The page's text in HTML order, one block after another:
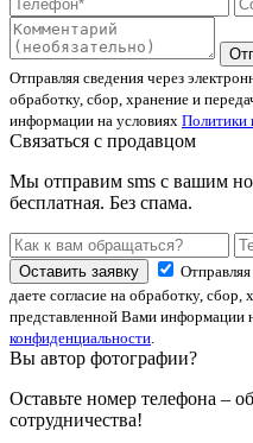
Отправляя сведения через
обработку, сбор, хранение и
информации на условиях Политики
Связаться с продавцом
Мы отправим sms с вашим
бесплатная. Без спама.
Оставить заявку
даете согласие на обработку,
представленной Вами информации
конфиденциальности
Вы автор фотографии?
Оставьте номер телефона –
сотрудничества!